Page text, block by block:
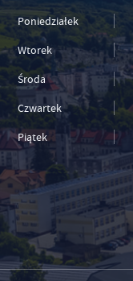
Poniedziałek
Wtorek
Środa
Czwartek
Piątek